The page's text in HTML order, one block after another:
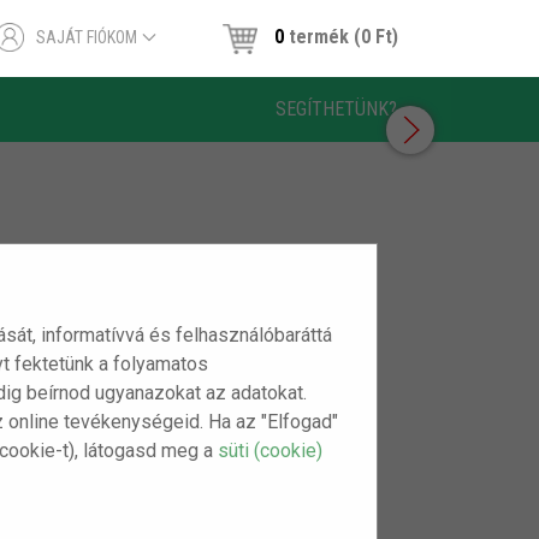
informatívvá és felhasználóbaráttá
fektetünk a folyamatos
beírnod ugyanazokat az adatokat.
tevékenységeid. Ha az "Elfogad"
t), látogasd meg a süti (cookie)
SAJÁT FIÓKOM 0termék (0 Ft)
SEGÍTHETÜNK?